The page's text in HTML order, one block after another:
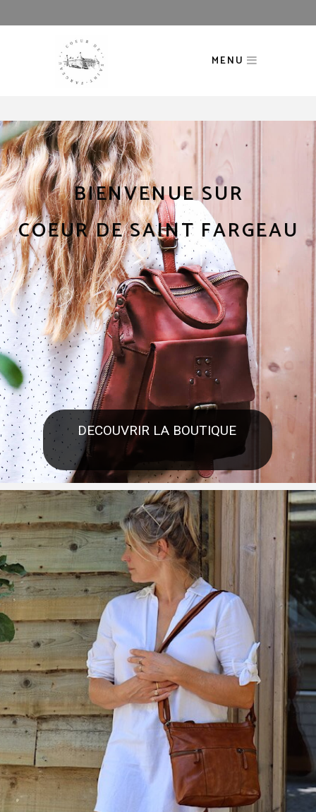
MENU
DECOUVRIR LA BOUTIQUE
BIENVENUE SUR
COEUR DE SAINT FARGEAU